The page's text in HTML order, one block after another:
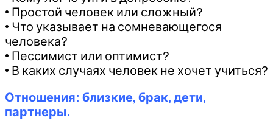
• Простой человек или сложный?
• Что указывает на сомневающегося
человека?
• Пессимист или оптимист?
• В каких случаях человек не хочет учиться?
Отношения: близкие, брак, дети,
партнеры.